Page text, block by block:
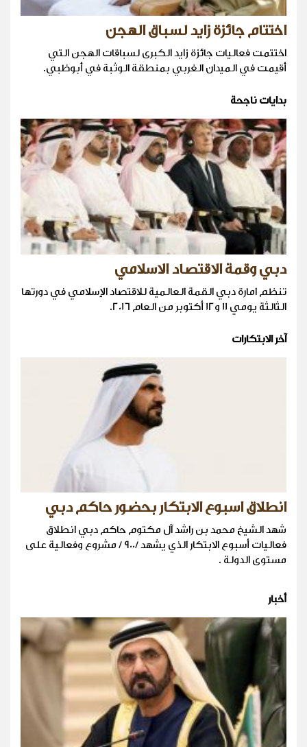
اختتام جائزة زايد لسباق الهجن
اختتمت فعاليات جائزة زايد الكبرى لسباقات الهجن التي
أقيمت في الميدان الغربي بمنطقة الوثبة في أبوظبي.
بدايات ناجحة
دبي وقمة الاقتصاد الاسلامي
تنظم امارة دبي القمة العالمية للاقتصاد الإسلامي في دورتها
الثالثة يومي 11 و12 أكتوبر من العام 2016.
آخر الابتكارات
انطلاق اسبوع الابتكار بحضور حاكم دبي
شهد الشيخ محمد بن راشد آل مكتوم حاكم دبي انطلاق
فعاليات أسبوع الابتكار الذي يشهد /900 / مشروع وفعالية على
مستوى الدولة .
أخبار